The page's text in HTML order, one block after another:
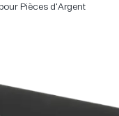
Pièces d'Argent